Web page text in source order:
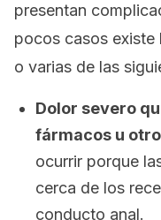
presentan
pocos casos existe
o varias de las
Dolor severo
fármacos u
ocurrir porque
cerca de los
conducto anal.